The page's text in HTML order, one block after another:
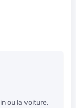
ou la voiture,